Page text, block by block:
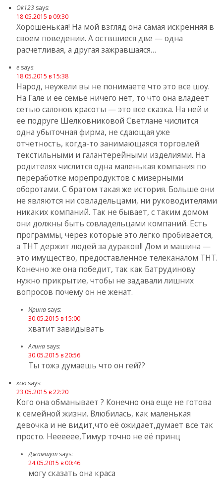
Ok123 says:
18.05.2015 в 09:30
Хорошенькая! На мой взгляд она самая искренняя в
своем поведении. А оствшиеся две — одна
расчетливая, а другая зажравшаяся…
e says:
18.05.2015 в 15:38
Народ, неужели вы не понимаете что это все шоу.
На Гале и ее семье ничего нет, то что она владеет
сетью салонов красоты — это все сказка. На ней и
ее подруге Шелковниковой Светлане числится
одна убыточная фирма, не сдающая уже
отчетность, когда-то занимающаяся торговлей
текстильными и галантерейными изделиями. На
родителях числится одна маленькая компания по
переработке морепродуктов с мизерными
оборотами. С братом такая же история. Больше они
не являются ни совладельцами, ни руководителями
никаких компаний. Так не бывает, с таким домом
они должны быть совладельцами компаний. Есть
программы, через которые это легко пробивается,
а ТНТ держит людей за дураков!! Дом и машина —
это имущество, предоставленное телеканалом ТНТ.
Конечно же она победит, так как Батрудинову
нужно прикрытие, чтобы не задавали лишних
вопросов почему он не женат.
Ирина says:
30.05.2015 в 15:00
хватит завидывать
Алина says:
30.05.2015 в 20:56
Ты тожэ думаешь что он гей??
ксю says:
23.05.2015 в 22:20
Кого она обманывает ? Конечно она еще не готова
к семейной жизни. Влюбилась, как маленькая
девочка и не видит,что её ожидает,думает все так
просто. Нееееее,Тимур точно не её принц
Джамшут says:
24.05.2015 в 00:46
могу сказать она краса